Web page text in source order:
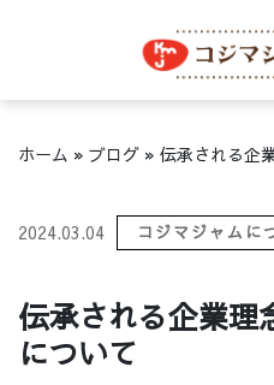
ホーム » ブログ » 伝承される企
2024.03.04 コジマジャムに
伝承される企業理
について